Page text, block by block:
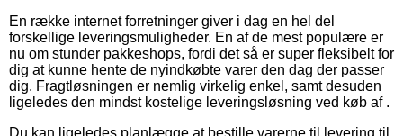
En række internet forretninger giver i dag en hel del
forskellige leveringsmuligheder. En af de mest populære er
nu om stunder pakkeshops, fordi det så er super fleksibelt for
dig at kunne hente de nyindkøbte varer den dag der passer
dig. Fragtløsningen er nemlig virkelig enkel, samt desuden
ligeledes den mindst kostelige leveringsløsning ved køb af .